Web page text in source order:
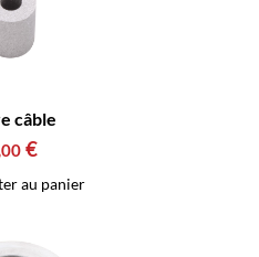
câble
00 €
au panier